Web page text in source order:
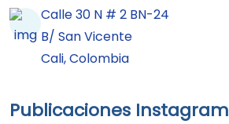
Calle 30 N # 2 BN-24
B/ San Vicente
Cali, Colombia
Publicaciones Instagram